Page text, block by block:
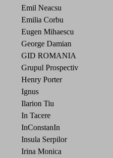
Emil Neacsu
Emilia Corbu
Eugen Mihaescu
George Damian
GID ROMANIA
Grupul Prospectiv
Henry Porter
Ignus
Ilarion Tiu
In Tacere
InConstanIn
Insula Serpilor
Irina Monica